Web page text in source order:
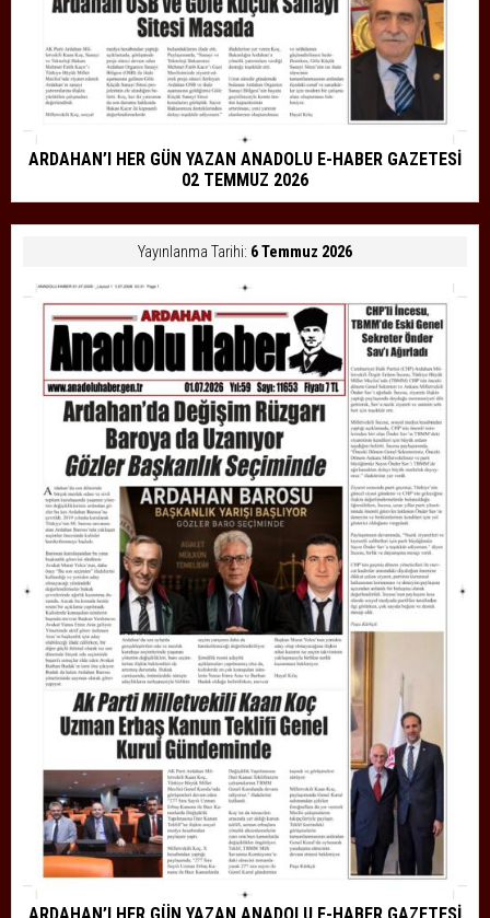
ARDAHAN’I HER GÜN YAZAN ANADOLU E-HABER GAZETESİ
02 TEMMUZ 2026
Yayınlanma Tarihi: 6 Temmuz 2026